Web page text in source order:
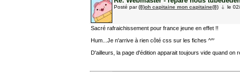
Posté par(8)oh capitaine mon capitaine(8) le
Sacré rafraichissement pour france jeune en effet !!
Hum...Je n'arrive à rien côté css sur les fiches ^^'
D'ailleurs, la page d'édition apparait toujours vide quand on